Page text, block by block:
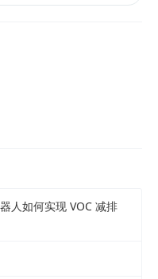
人如何实现 VOC 减排